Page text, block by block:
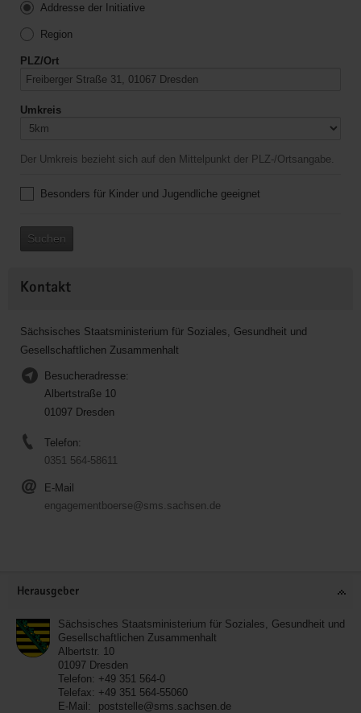
Addresse der Initiative
Region
PLZ/Ort
Umkreis
Der Umkreis bezieht sich auf den Mittelpunkt der PLZ-/Ortsangabe.
Besonders für Kinder und Jugendliche geeignet
Suchen
Kontakt
Sächsisches Staatsministerium für Soziales, Gesundheit und
Gesellschaftlichen Zusammenhalt
Besucheradresse:
Albertstraße 10
01097 Dresden
Telefon:
0351 564-58611
E-Mail
engagementboerse@sms.sachsen.de
Herausgeber
Sächsisches Staatsministerium für Soziales, Gesundheit und
Gesellschaftlichen Zusammenhalt
Albertstr. 10
01097 Dresden
Telefon: +49 351 564-0
Telefax: +49 351 564-55060
E-Mail:
poststelle@sms.sachsen.de